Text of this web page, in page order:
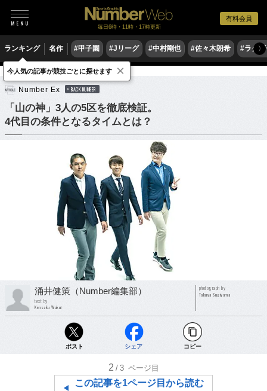
有料会員
毎日6時・11時・17時更新
ランキング 名作 #甲子園 #Jリーグ #中村剛也 #佐々木朗希 #ラグ〉
陸上 駅伝
Number Ex BACK NUMBER
「山の神」3人の5区を徹底検証。
4代目の条件となるタイムとは？
涌井健策（Number編集部）
text by
Kensaku Wakui
photograph by
Takuya Sugiyama
ポスト シェア コピー
2 /3 ページ目
この記事を1ページ目から読む
今人気の記事が競技ごとに探せます ×